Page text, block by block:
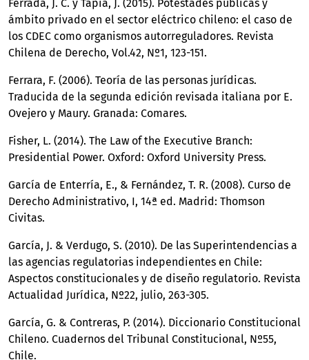
Ferrada, J. C. y Tapia, J. (2015). Potestades públicas y
ámbito privado en el sector eléctrico chileno: el caso de
los CDEC como organismos autorreguladores. Revista
Chilena de Derecho, Vol.42, Nº1, 123-151.
Ferrara, F. (2006). Teoría de las personas jurídicas.
Traducida de la segunda edición revisada italiana por E.
Ovejero y Maury. Granada: Comares.
Fisher, L. (2014). The Law of the Executive Branch:
Presidential Power. Oxford: Oxford University Press.
García de Enterría, E., & Fernández, T. R. (2008). Curso de
Derecho Administrativo, I, 14ª ed. Madrid: Thomson
Civitas.
García, J. & Verdugo, S. (2010). De las Superintendencias a
las agencias regulatorias independientes en Chile:
Aspectos constitucionales y de diseño regulatorio. Revista
Actualidad Jurídica, Nº22, julio, 263-305.
García, G. & Contreras, P. (2014). Diccionario Constitucional
Chileno. Cuadernos del Tribunal Constitucional, Nº55,
Chile.